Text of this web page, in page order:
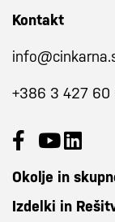
Kontakt
+386 3 427 60
Okolje in
Izdelki in